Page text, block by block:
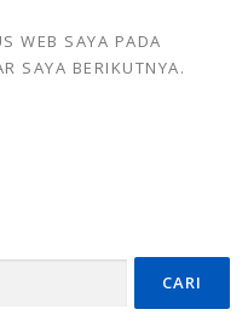
WEB SAYA PADA
SAYA BERIKUTNYA.